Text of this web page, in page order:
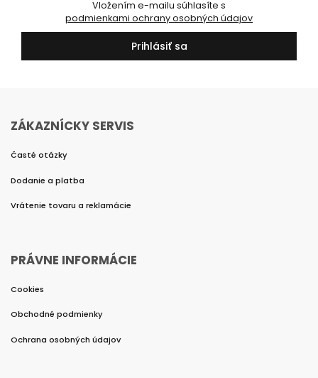
podmienkami ochrany osobných údajov
Prihlásiť sa
ZÁKAZNÍCKY SERVIS
Časté otázky
Dodanie a platba
Vrátenie tovaru a reklamácie
PRÁVNE INFORMÁCIE
Cookies
Obchodné podmienky
Ochrana osobných údajov